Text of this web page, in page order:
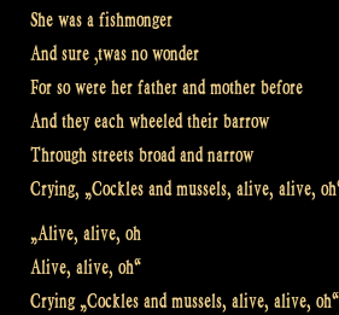
She was a fishmonger
And sure ‚twas no wonder
For so were her father and mother before
And they each wheeled their barrow
Through streets broad and narrow
Crying, „Cockles and mussels, alive, alive,
„Alive, alive, oh
Alive, alive, oh“
Crying „Cockles and mussels, alive, alive, oh“